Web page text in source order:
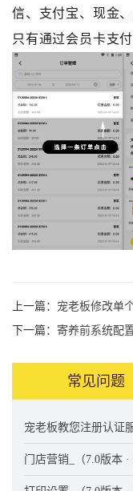
信、支付宝、现金
只有通过会员卡支
上一篇： 宠老板修改单
下一篇： 寄养前系统配
常见问题
宠老板教您注册认证
门店营销_（7.0版本